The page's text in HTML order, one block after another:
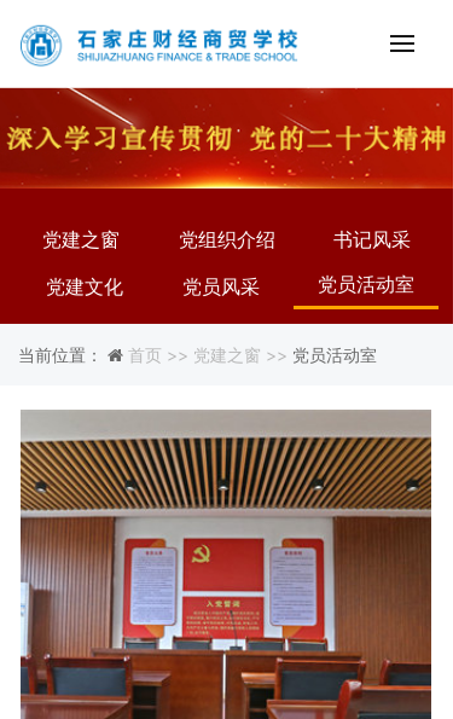
党建之窗 党组织介绍
书记风采
党建文化
党员风采 党员活动室
当前位置： 首页 >> 党建之窗 >> 党员活动室